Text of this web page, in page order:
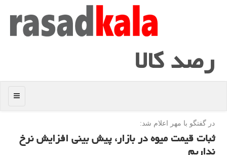
رصد كالا
منو
در گفتگو با مهر اعلام شد:
ثبات قیمت میوه در بازار، پیش بینی افزایش نرخ